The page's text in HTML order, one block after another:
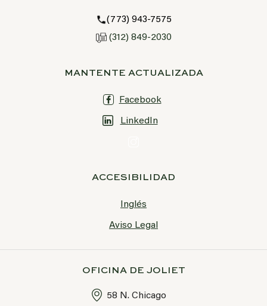
(773) 943-7575
(312) 849-2030
MANTENTE ACTUALIZADA
Facebook
LinkedIn
ACCESIBILIDAD
Inglés
Aviso Legal
OFICINA DE JOLIET
58 N. Chicago